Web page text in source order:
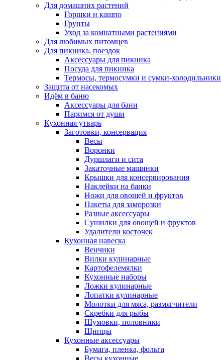
Для домашних растений
Горшки и кашпо
Грунты
Уход за комнатными растениями
Для любимых питомцев
Для пикника, поездок
Аксессуары для пикника
Посуда для пикника
Термосы, термосумки и сумки-холодильники
Защита от насекомых
Идём в баню
Аксессуары для бани
Паримся от души
Кухонная утварь
Заготовки, консервация
Весы
Воронки
Дуршлаги и сита
Закаточные машинки
Крышки для консервирования
Наклейки на банки
Ножи для овощей и фруктов
Пакеты для заморозки
Разные аксессуары
Сушилки для овощей и фруктов
Удалители косточек
Кухонная навеска
Венчики
Вилки кулинарные
Картофелемялки
Кухонные наборы
Ложки кулинарные
Лопатки кулинарные
Молотки для мяса, размягчители
Скребки для рыбы
Шумовки, половники
Щипцы
Кухонные аксессуары
Бумага, пленка, фольга
Весы кухонные